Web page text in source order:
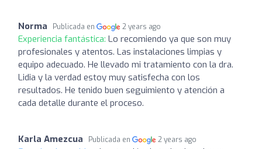
Norma Publicada en 2 years ago
Experiencia fantástica: Lo recomiendo ya que son muy
profesionales y atentos. Las instalaciones limpias y
equipo adecuado. He llevado mi tratamiento con la dra.
Lidia y la verdad estoy muy satisfecha con los
resultados. He tenido buen seguimiento y atención a
cada detalle durante el proceso.
Karla Amezcua Publicada en 2 years ago